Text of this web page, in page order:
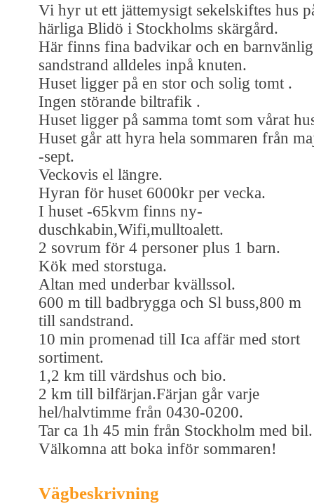
Vi hyr ut ett jättemysigt sekelskiftes hus
härliga Blidö i Stockholms skärgård.
Här finns fina badvikar och en barnvänlig
sandstrand alldeles inpå knuten.
Huset ligger på en stor och solig tomt .
Ingen störande biltrafik .
Huset ligger på samma tomt som vårat
Huset går att hyra hela sommaren från
-sept.
Veckovis el längre.
Hyran för huset 6000kr per vecka.
I huset -65kvm finns ny-
duschkabin,Wifi,mulltoalett.
2 sovrum för 4 personer plus 1 barn.
Kök med storstuga.
Altan med underbar kvällssol.
600 m till badbrygga och Sl buss,800 m
till sandstrand.
10 min promenad till Ica affär med stort
sortiment.
1,2 km till värdshus och bio.
2 km till bilfärjan.Färjan går varje
hel/halvtimme från 0430-0200.
Tar ca 1h 45 min från Stockholm med bil.
Välkomna att boka inför sommaren!
Vägbeskrivning